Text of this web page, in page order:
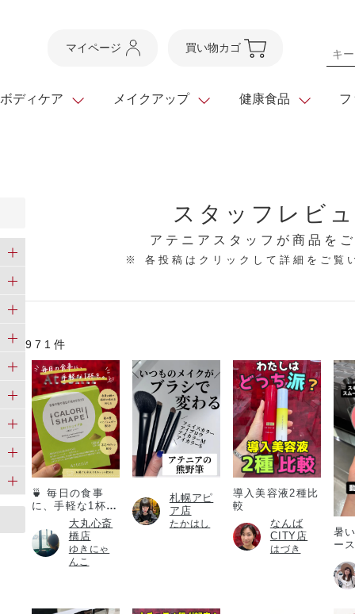
マイページ 買い物カゴ
クレン
化粧水
乳液・ジェル・クリーム 美容液
ボディケア
ボディケア・ハンドケア
・フレグランス
メイクアップ
アイメ
フェイ
リップメイク メイク
健康食品
ビューティシリーズ ダイエ
青汁シリーズ ベーシ
ヘルスシリーズ 全商品
フ
スキンクリア クレンズ
オイル 専用ギフト
スタッフレビ
アテニアスタッフが商品をご
※ 各投稿はクリックして詳細をご覧
971件
🍵 毎日の食事
に、手軽な1杯
大丸心斎
橋店
ゆきにゃ
んこ
札幌アピ
ア店
たかはし
導入美容液2種比
較
なんば
CITY店
はづき
暑
ー
ク